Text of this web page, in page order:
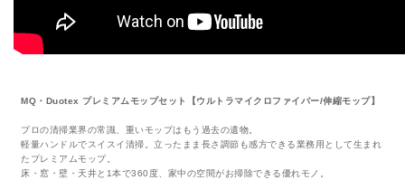
MQ・Duotex プレミアムモップセット【ウルトラマイクロファイバー/伸縮モップ】
プロの清掃業界の常識、重いモップはもう過去の遺物。
軽量ハンドルでスイスイ清掃。立ったまま長さ調節も感方できる業務用として生まれ
たプレミアムモップ。
床・窓・壁・天井と1本で360度、家中の空間がお掃除できる優れモノ。